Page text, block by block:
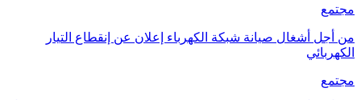
مجتمع
من أجل أشغال صيانة شبكة الكهرباء إعلان عن إنقطاع التيار
الكهربائي
مجتمع